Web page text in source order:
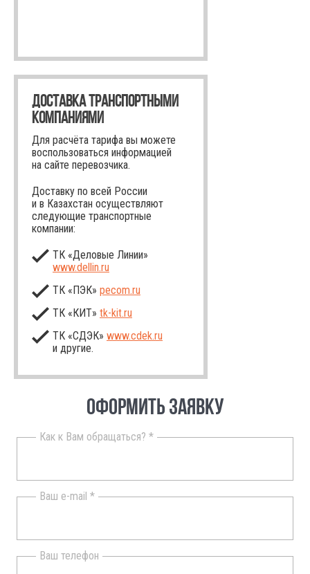
ДОСТАВКА ТРАНСПОРТНЫМИ
КОМПАНИЯМИ
Для расчёта тарифа вы можете
воспользоваться информацией
на сайте перевозчика.
Доставку по всей России
и в Казахстан осуществляют
следующие транспортные
компании:
ТК «Деловые Линии»
www.dellin.ru
ТК «ПЭК» pecom.ru
ТК «КИТ» tk-kit.ru
ТК «СДЭК» www.cdek.ru
и другие.
ОФОРМИТЬ ЗАЯВКУ
Как к Вам обращаться? *
Ваш e-mail *
Ваш телефон